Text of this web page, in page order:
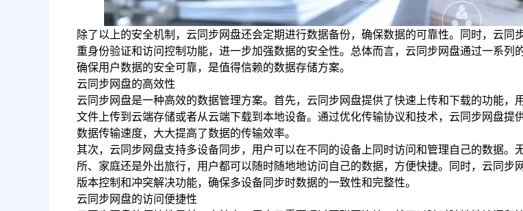
除了以上的安全机制，云同步网盘还会定期进行数据备份，确保数据的可靠性。同时，云同
重身份验证和访问控制功能，进一步加强数据的安全性。总体而言，云同步网盘通过一系列
确保用户数据的安全可靠，是值得信赖的数据存储方案。
云同步网盘的高效性
云同步网盘是一种高效的数据管理方案。首先，云同步网盘提供了快速上传和下载的功能，
文件上传到云端存储或者从云端下载到本地设备。通过优化传输协议和技术，云同步网盘提
数据传输速度，大大提高了数据的传输效率。
其次，云同步网盘支持多设备同步，用户可以在不同的设备上同时访问和管理自己的数据。
所、家庭还是外出旅行，用户都可以随时随地地访问自己的数据，方便快捷。同时，云同步
版本控制和冲突解决功能，确保多设备同步时数据的一致性和完整性。
云同步网盘的访问便捷性